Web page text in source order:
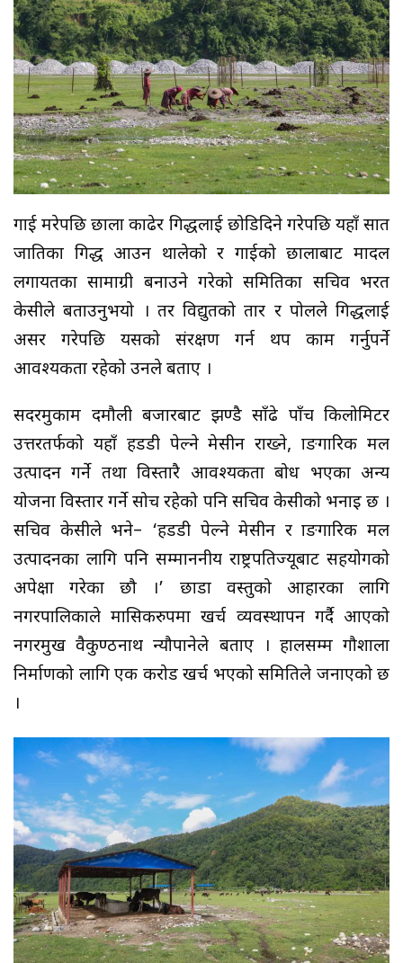
गाई मरेपछि छाला काढेर गिद्धलाई छोडिदिने गरेपछि यहाँ सात
प्रजातिका गिद्ध आउन थालेको र गाईको छालाबाट मादल
लगायतका सामाग्री बनाउने गरेको समितिका सचिव भरत
केसीले बताउनुभयो । तर विद्युतको तार र पोलले गिद्धलाई
असर गरेपछि यसको संरक्षण गर्न थप काम गर्नुपर्ने
आवश्यकता रहेको उनले बताए ।
सदरमुकाम दमौली बजारबाट झण्डै साँढे पाँच किलोमिटर
उत्तरतर्फको यहाँ हडडी पेल्ने मेसीन राख्ने, प्राङगारिक मल
उत्पादन गर्ने तथा विस्तारै आवश्यकता बोध भएका अन्य
योजना विस्तार गर्ने सोच रहेको पनि सचिव केसीको भनाइ छ ।
सचिव केसीले भने– ‘हडडी पेल्ने मेसीन र प्राङगारिक मल
उत्पादनका लागि पनि सम्माननीय राष्ट्रपतिज्यूबाट सहयोगको
अपेक्षा गरेका छौ ।’ छाडा वस्तुको आहारका लागि
नगरपालिकाले मासिकरुपमा खर्च व्यवस्थापन गर्दै आएको
नगरप्रमुख वैकुण्ठनाथ न्यौपानेले बताए । हालसम्म गौशाला
निर्माणको लागि एक करोड खर्च भएको समितिले जनाएको छ
।